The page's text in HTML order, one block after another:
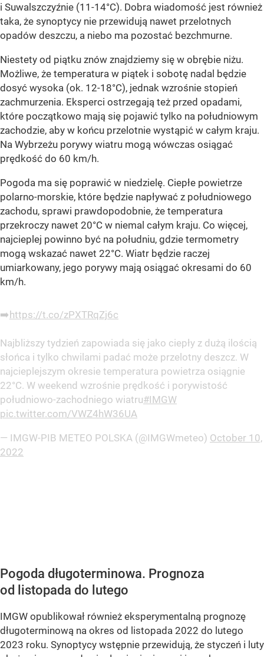
i Suwalszczyźnie (11-14°C). Dobra wiadomość jest również
taka, że synoptycy nie przewidują nawet przelotnych
opadów deszczu, a niebo ma pozostać bezchmurne.
Niestety od piątku znów znajdziemy się w obrębie niżu.
Możliwe, że temperatura w piątek i sobotę nadal będzie
dosyć wysoka (ok. 12-18°C), jednak wzrośnie stopień
zachmurzenia. Eksperci ostrzegają też przed opadami,
które początkowo mają się pojawić tylko na południowym
zachodzie, aby w końcu przelotnie wystąpić w całym kraju.
Na Wybrzeżu porywy wiatru mogą wówczas osiągać
prędkość do 60 km/h.
Pogoda ma się poprawić w niedzielę. Ciepłe powietrze
polarno-morskie, które będzie napływać z południowego
zachodu, sprawi prawdopodobnie, że temperatura
przekroczy nawet 20°C w niemal całym kraju. Co więcej,
najcieplej powinno być na południu, gdzie termometry
mogą wskazać nawet 22°C. Wiatr będzie raczej
umiarkowany, jego porywy mają osiągać okresami do 60
km/h.
➡️https://t.co/zPXTRqZj6c
Najbliższy tydzień zapowiada się jako ciepły z dużą ilością
słońca i tylko chwilami padać może przelotny deszcz. W
najcieplejszym okresie temperatura powietrza osiągnie
22°C. W weekend wzrośnie prędkość i porywistość
południowo-zachodniego wiatru#IMGW
pic.twitter.com/VWZ4hW36UA
— IMGW-PIB METEO POLSKA (@IMGWmeteo) October 10,
2022
Pogoda długoterminowa. Prognoza
od listopada do lutego
IMGW opublikował również eksperymentalną prognozę
długoterminową na okres od listopada 2022 do lutego
2023 roku. Synoptycy wstępnie przewidują, że styczeń i luty